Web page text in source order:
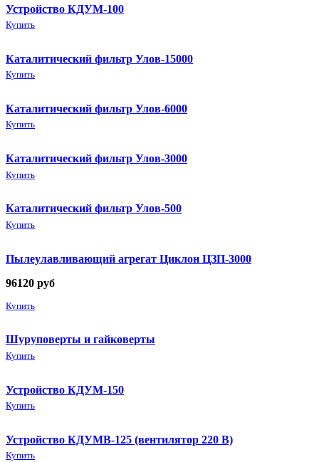
Устройство КДУМ-100
Купить
Каталитический фильтр Улов-15000
Купить
Каталитический фильтр Улов-6000
Купить
Каталитический фильтр Улов-3000
Купить
Каталитический фильтр Улов-500
Купить
Пылеулавливающий агрегат Циклон ЦЗП-3000
96120 руб
Купить
Шуруповерты и гайковерты
Купить
Устройство КДУМ-150
Купить
Устройство КДУМВ-125 (вентилятор 220 В)
Купить